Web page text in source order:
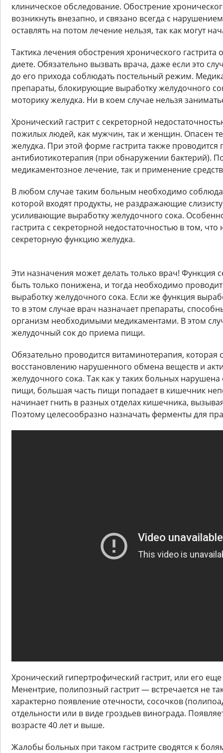
клиническое обследование. Обострение
возникнуть внезапно, и связано всегда с
оставлять на потом лечение нельзя, так как могут
Тактика лечения обострения хронического
диете. Обязательно вызвать врача, даже если это
до его прихода соблюдать постельный режим.
препараты, блокирующие выработку желудочного
моторику желудка. Ни в коем случае нельзя
Хронический гастрит с секреторной
пожилых людей, как мужчин, так и женщин. Опасен
желудка. При этой форме гастрита также
антибиотикотерапия (при обнаружении бактерий).
медикаментозное лечение, так и применение
В любом случае таким больным необходимо
которой входят продукты, не раздражающие
усиливающие выработку желудочного сока.
гастрита с секреторной недостаточностью в том,
секреторную функцию желудка.
Эти назначения может делать только врач! Функция
быть только понижена, и тогда необходимо
выработку желудочного сока. Если же функция
то в этом случае врач назначает препараты,
организм необходимыми медикаментами. В этом
желудочный сок до приема пищи.
Обязательно проводится витаминотерапия, которая
восстановлению нарушенного обмена веществ и
желудочного сока. Так как у таких больных
пищи, большая часть пищи попадает в кишечник
начинает гнить в разных отделах кишечника,
Поэтому целесообразно назначать ферменты для
Хронический гипертрофический гастрит, или его
Менентрие, полипозный гастрит — встречается не
характерно появление отечности, сосочков
отдельности или в виде гроздьев винограда.
возрасте 40 лет и выше.
Жалобы больных при таком гастрите сводятся к